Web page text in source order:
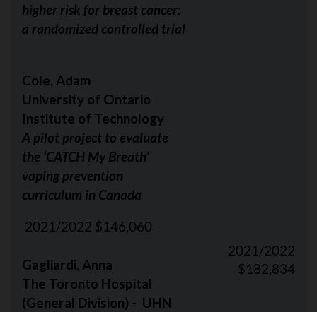
higher risk for breast cancer:
a randomized controlled trial
Cole, Adam
University of Ontario
Institute of Technology
A pilot project to evaluate
the ‘CATCH My Breath’
vaping prevention
curriculum in Canada
2021/2022 $146,060
Gagliardi, Anna
The Toronto Hospital
(General Division) - UHN
2021/2022
$182,834